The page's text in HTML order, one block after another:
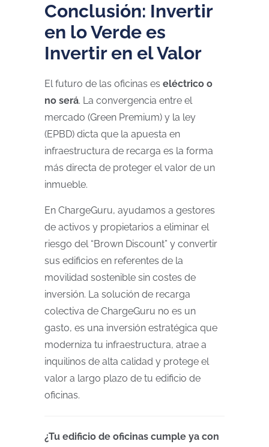
Conclusión: Invertir
en lo Verde es
Invertir en el Valor
El futuro de las oficinas es eléctrico o
no será. La convergencia entre el
mercado (Green Premium) y la ley
(EPBD) dicta que la apuesta en
infraestructura de recarga es la forma
más directa de proteger el valor de un
inmueble.
En ChargeGuru, ayudamos a gestores
de activos y propietarios a eliminar el
riesgo del “Brown Discount” y convertir
sus edificios en referentes de la
movilidad sostenible sin costes de
inversión. La solución de recarga
colectiva de ChargeGuru no es un
gasto, es una inversión estratégica que
moderniza tu infraestructura, atrae a
inquilinos de alta calidad y protege el
valor a largo plazo de tu edificio de
oficinas.
¿Tu edificio de oficinas cumple ya con